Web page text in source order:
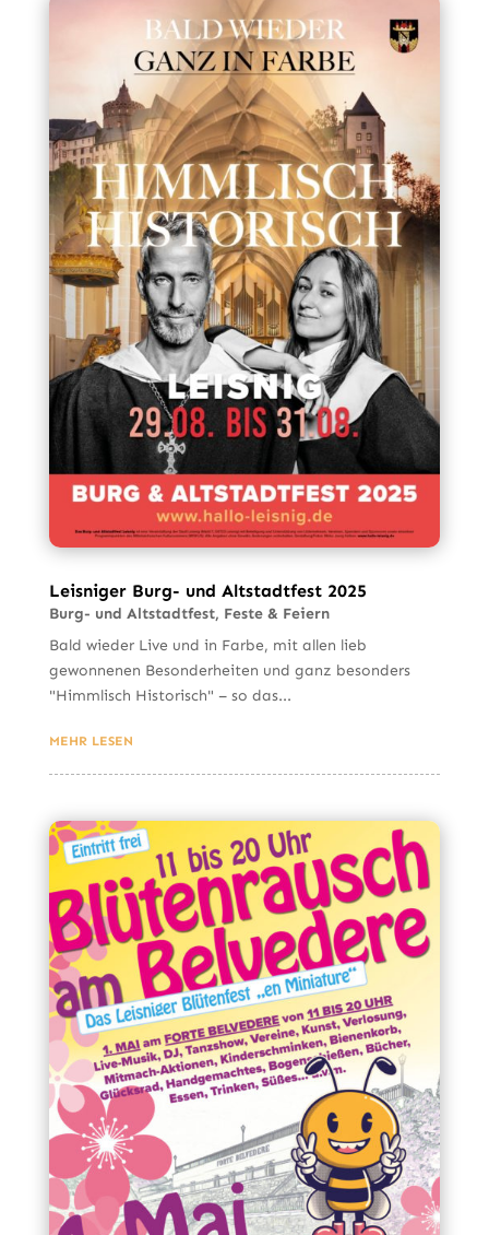
Leisniger Burg- und Altstadtfest 2025
Burg- und Altstadtfest, Feste & Feiern
Bald wieder Live und in Farbe, mit allen lieb
gewonnenen Besonderheiten und ganz besonders
"Himmlisch Historisch" – so das...
MEHR LESEN